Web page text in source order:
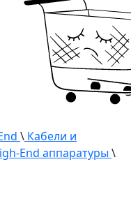
\ Кабели и
End аппаратуры \